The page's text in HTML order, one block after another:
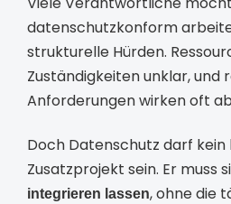
datenschutzkonform
strukturelle Hürden.
Zuständigkeiten unklar, und
Anforderungen wirken oft
Doch Datenschutz darf
Zusatzprojekt sein. Er muss
integrieren lassen, ohne die